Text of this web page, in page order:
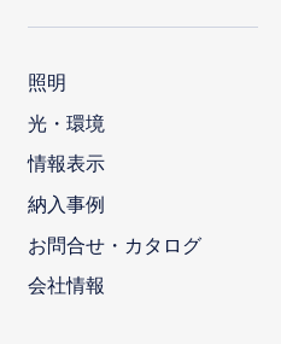
照明
光・環境
情報表示
納入事例
お問合せ・カタログ
会社情報